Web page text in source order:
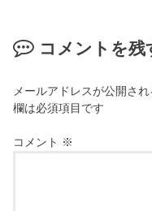
コメントを残
メールアドレスが公開さ
欄は必須項目です
コメント ※